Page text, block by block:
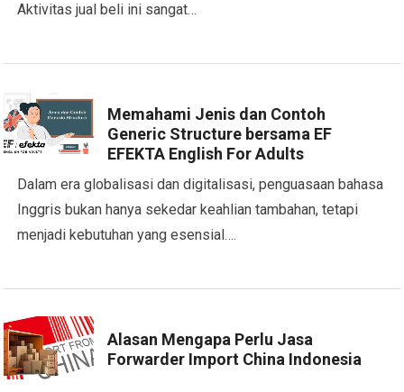
Aktivitas jual beli ini sangat…
Memahami Jenis dan Contoh
Generic Structure bersama EF
EFEKTA English For Adults
Dalam era globalisasi dan digitalisasi, penguasaan bahasa
Inggris bukan hanya sekedar keahlian tambahan, tetapi
menjadi kebutuhan yang esensial….
Alasan Mengapa Perlu Jasa
Forwarder Import China Indonesia